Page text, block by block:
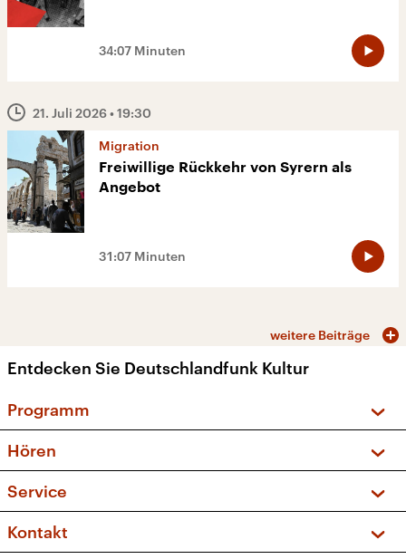
34:07 Minuten
21. Juli 2026• 19:30
Migration
Freiwillige Rückkehr von Syrern als
Angebot
31:07 Minuten
weitere Beiträge
Entdecken Sie Deutschlandfunk Kultur
Programm
Sendungen und Podcasts
Musikliste
Kakadu – Das Kinderprogramm
Hören
Frequenzen (UKW + DAB+)
Service
FAQ
Apps
Kontakt